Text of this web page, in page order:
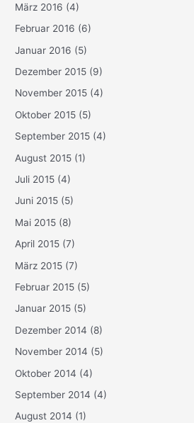
März 2016 (4)
Februar 2016 (6)
Januar 2016 (5)
Dezember 2015 (9)
November 2015 (4)
Oktober 2015 (5)
September 2015 (4)
August 2015 (1)
Juli 2015 (4)
Juni 2015 (5)
Mai 2015 (8)
April 2015 (7)
März 2015 (7)
Februar 2015 (5)
Januar 2015 (5)
Dezember 2014 (8)
November 2014 (5)
Oktober 2014 (4)
September 2014 (4)
August 2014 (1)